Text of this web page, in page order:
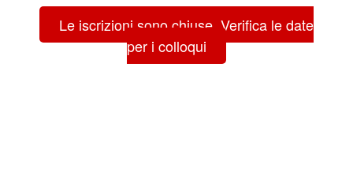
Le iscrizioni sono chiuse. Verifica le date
per i colloqui